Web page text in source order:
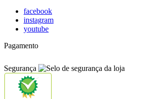
facebook
instagram
youtube
Pagamento
Segurança